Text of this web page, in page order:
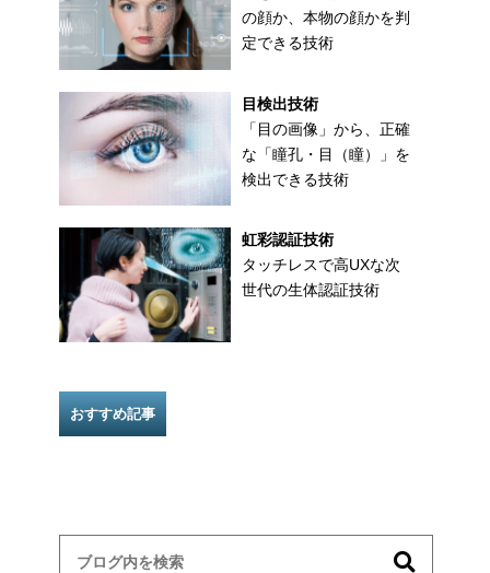
の顔か、本物の顔かを判
定できる技術
目検出技術
「目の画像」から、正確
な「瞳孔・目（瞳）」を
検出できる技術
虹彩認証技術
タッチレスで高UXな次
世代の生体認証技術
おすすめ記事